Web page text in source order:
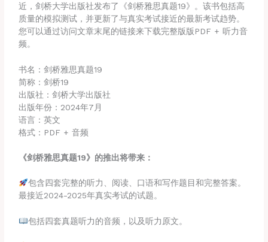
近，剑桥大学出版社发布了《剑桥雅思真题19》。该书包括高
质量的模拟测试，并更新了与真实考试接近的最新考试趋势。
您可以通过访问文章末尾的链接来下载完整版版PDF + 听力音
频。
书名：剑桥雅思真题19
简称：剑桥19
出版社：剑桥大学出版社
出版年份：2024年7月
语言：英文
格式：PDF + 音频
《剑桥雅思真题19》的推出将带来：
包含四套完整的听力、阅读、口语和写作题目和完整答案。
最接近2024-2025年真实考试的试题。
包括四套真题听力的音频，以及听力原文。